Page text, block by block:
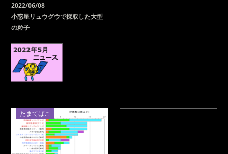
2022/06/08
小惑星リュウグウで採取した大型
の粒子
たまてばこ